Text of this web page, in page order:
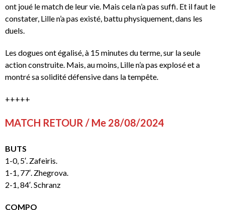
ont joué le match de leur vie. Mais cela n’a pas suffi. Et il faut le
constater, Lille n’a pas existé, battu physiquement, dans les
duels.
Les dogues ont égalisé, à 15 minutes du terme, sur la seule
action construite. Mais, au moins, Lille n’a pas explosé et a
montré sa solidité défensive dans la tempête.
+++++
MATCH RETOUR / Me 28/08/2024
BUTS
1-0, 5′. Zafeiris.
1-1, 77′. Zhegrova.
2-1, 84′. Schranz
COMPO